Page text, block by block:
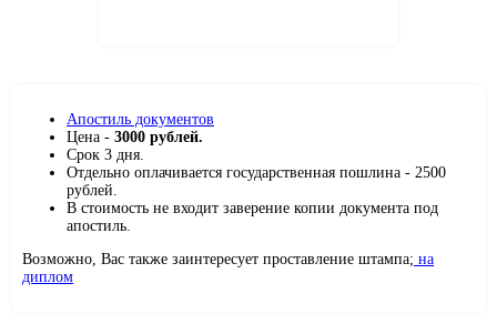
Апостиль документов
Цена - 3000 рублей.
Срок 3 дня.
Отдельно оплачивается государственная пошлина - 2500
рублей.
В стоимость не входит заверение копии документа под
апостиль.
Возможно, Вас также заинтересует проставление штампа; на
диплом